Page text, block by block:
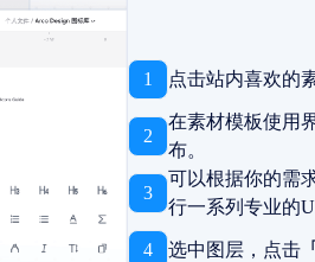
1 点击站内喜欢的
2
在素材模板使用
布。
3
可以根据你的需
行一系列专业的
4 选中图层，点击